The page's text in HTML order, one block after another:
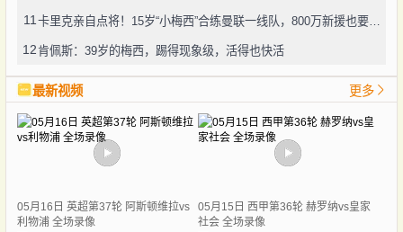
11 卡里克亲自点将！15岁“小梅西”合练曼联一线队，800万新援也要露脸
12 肯佩斯：39岁的梅西，踢得现象级，活得也快活
最新视频 更多
05月16日 英超第37轮 阿斯顿维拉vs
利物浦 全场录像
05月15日 西甲第36轮 赫罗纳vs皇家
社会 全场录像